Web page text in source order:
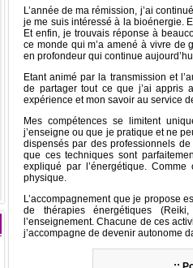
L’année de ma rémission, j’ai
je me suis intéressé à la bioénergie.
Et enfin, je trouvais réponse à
ce monde qui m’a amené à vivre de
en profondeur qui continue
Etant animé par la transmission et
de partager tout ce que j’ai appris
expérience et mon savoir au service
Mes compétences se limitent
j’enseigne ou que je pratique et ne
dispensés par des professionnels
que ces techniques sont
expliqué par l’énergétique.
physique.
L’accompagnement que je propose
de thérapies énergétiques
l’enseignement. Chacune de ces
j’accompagne de devenir autonome